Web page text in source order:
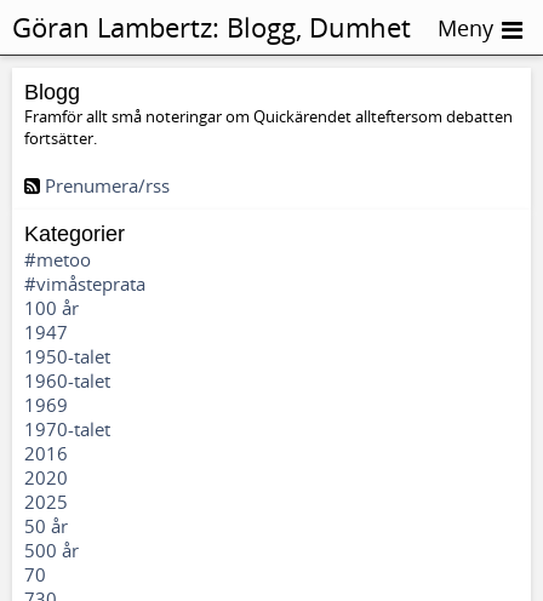
Blogg
Framför allt små noteringar om Quickärendet allteftersom debatten
fortsätter.
Prenumera/rss
Kategorier
#metoo
#vimåsteprata
100 år
1947
1950-talet
1960-talet
1969
1970-talet
2016
2020
2025
50 år
500 år
70
Göran Lambertz: Blogg, Dumhet Meny